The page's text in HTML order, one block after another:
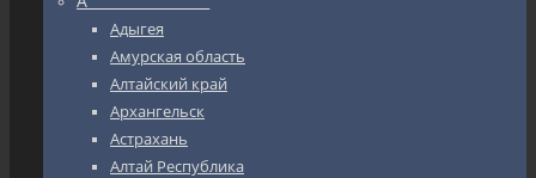
Адыгея
Амурская область
Алтайский край
Архангельск
Астрахань
Алтай Республика